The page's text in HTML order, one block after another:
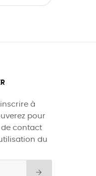
à
pour
contact
du